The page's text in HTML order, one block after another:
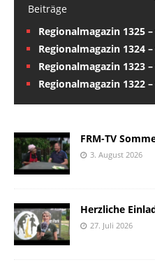
Beiträge
Regionalmagazin 1325
Regionalmagazin 1324
Regionalmagazin 1323
Regionalmagazin 1322
FRM-TV
3. August 2026
Herzliche
27. Juli 2026